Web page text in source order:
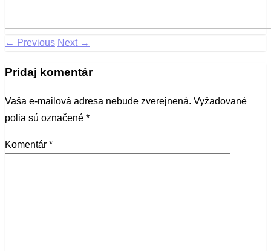
← Previous Next →
Pridaj komentár
Vaša e-mailová adresa nebude zverejnená. Vyžadované
polia sú označené *
Komentár *